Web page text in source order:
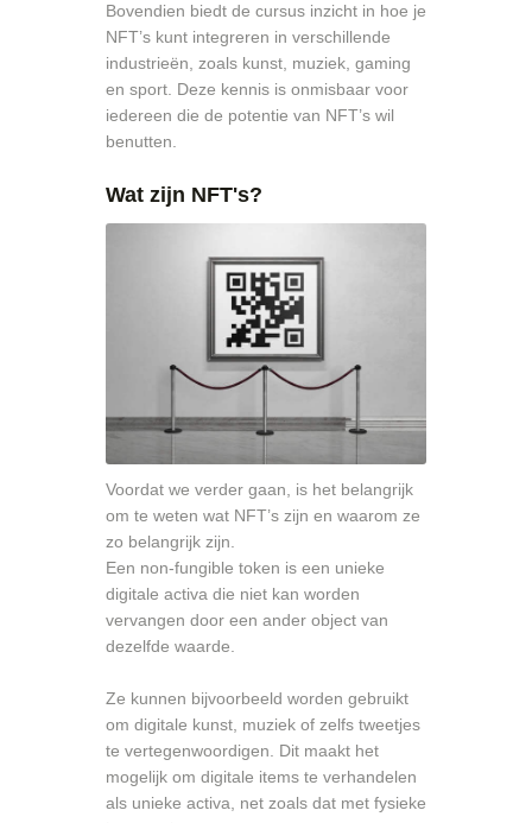
Bovendien biedt de cursus inzicht in hoe je
NFT’s kunt integreren in verschillende
industrieën, zoals kunst, muziek, gaming
en sport. Deze kennis is onmisbaar voor
iedereen die de potentie van NFT’s wil
benutten.
Wat zijn NFT's?
Voordat we verder gaan, is het belangrijk
om te weten wat NFT’s zijn en waarom ze
zo belangrijk zijn.
Een non-fungible token is een unieke
digitale activa die niet kan worden
vervangen door een ander object van
dezelfde waarde.
Ze kunnen bijvoorbeeld worden gebruikt
om digitale kunst, muziek of zelfs tweetjes
te vertegenwoordigen. Dit maakt het
mogelijk om digitale items te verhandelen
als unieke activa, net zoals dat met fysieke